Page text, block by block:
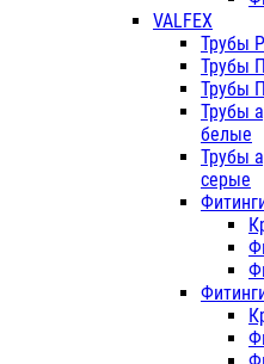
VALFEX
Трубы
Трубы
Трубы
Трубы
белые
Трубы
серые